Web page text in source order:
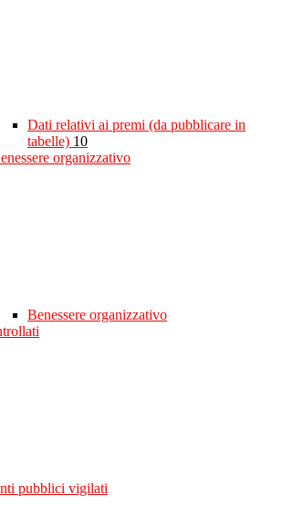
Dati relativi ai premi (da pubblicare in
tabelle) 10
organizzativo
Benessere organizzativo
pubblici vigilati